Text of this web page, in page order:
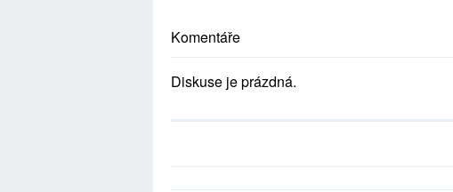
Komentáře
Diskuse je prázdná.